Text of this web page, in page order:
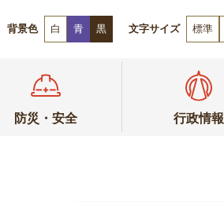
背景色 白 青 黒 文字サイズ 標準
防災・安全 行政情報